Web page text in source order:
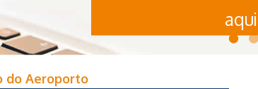
aqui
do Aeroporto